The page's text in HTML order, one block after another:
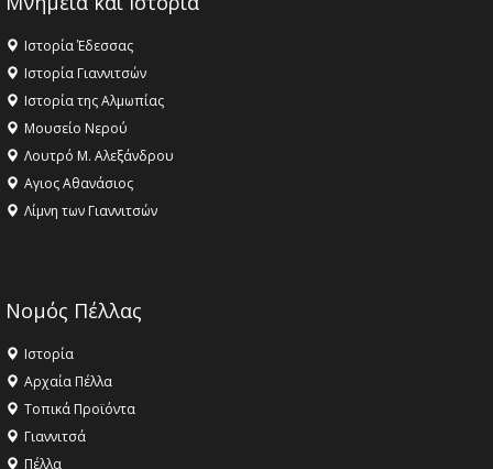
Ιστορία Έδεσσας
Ιστορία Γιαννιτσών
Ιστορία της Αλμωπίας
Μουσείο Νερού
Λουτρό Μ. Αλεξάνδρου
Αγιος Αθανάσιος
Λίμνη των Γιαννιτσών
Νομός Πέλλας
Ιστορία
Αρχαία Πέλλα
Τοπικά Προϊόντα
Γιαννιτσά
Πέλλα